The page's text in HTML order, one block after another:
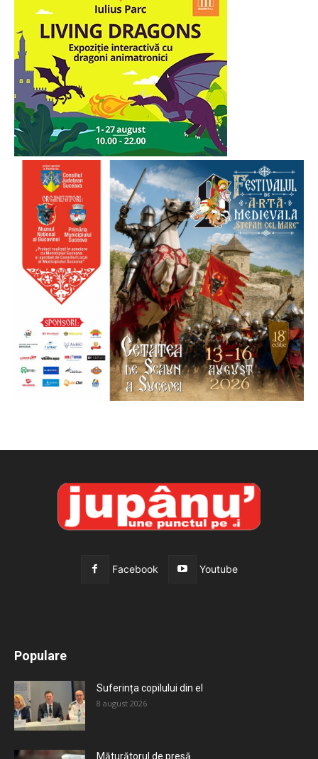
Facebook Youtube
Populare
Suferința copilului din el
8 august 2026
Măturătorul de presă